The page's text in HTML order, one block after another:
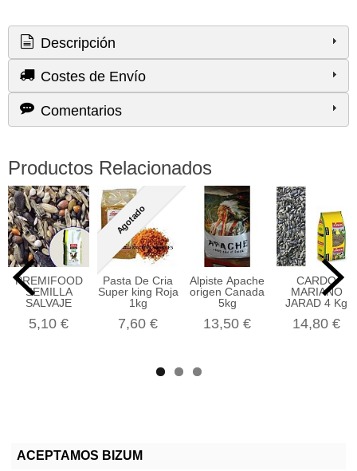
ACEPTAMOS BIZUM
Descripción
Costes de Envío
Comentarios
Productos Relacionados
PREMIFOOD
SEMILLA
SALVAJE
5,10 €
Agotado
Pasta De Cria
Super king Roja
1kg
7,60 €
Alpiste Apache
origen Canada
5kg
13,50 €
CARDO
MARIANO
JARAD 4 Kg
14,80 €